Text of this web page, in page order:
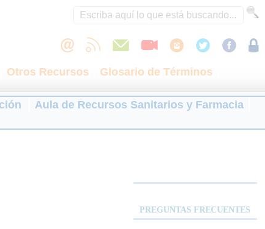
Otros Recursos
Glosario de Términos
Aula de Recursos Sanitarios y Farmacia
PREGUNTAS FRECUENTES